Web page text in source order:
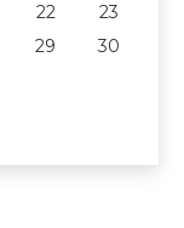
22
23
29
30